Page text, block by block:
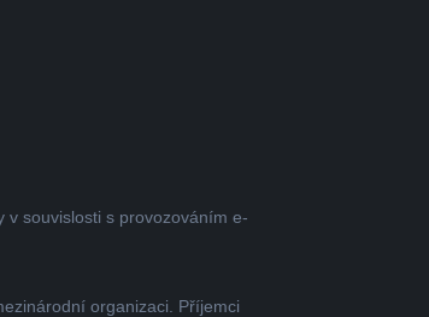
souvislosti s provozováním e-
organizaci. Příjemci